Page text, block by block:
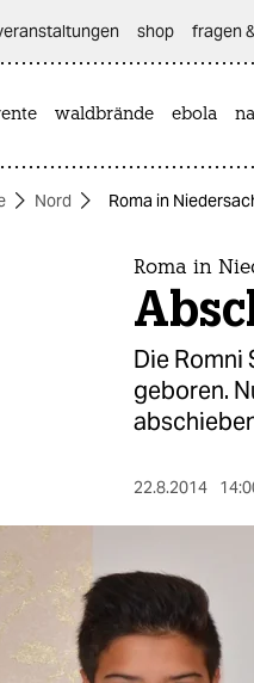
shop fragen
waldbrände ebola
Nord Roma in
Roma in
Die Romni
geboren.
22.8.2014